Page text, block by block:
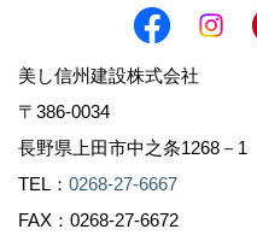
美し信州建設株式会社
〒386-0034
長野県上田市中之条1268－1
TEL： 0268-27-6667
FAX：0268-27-6672